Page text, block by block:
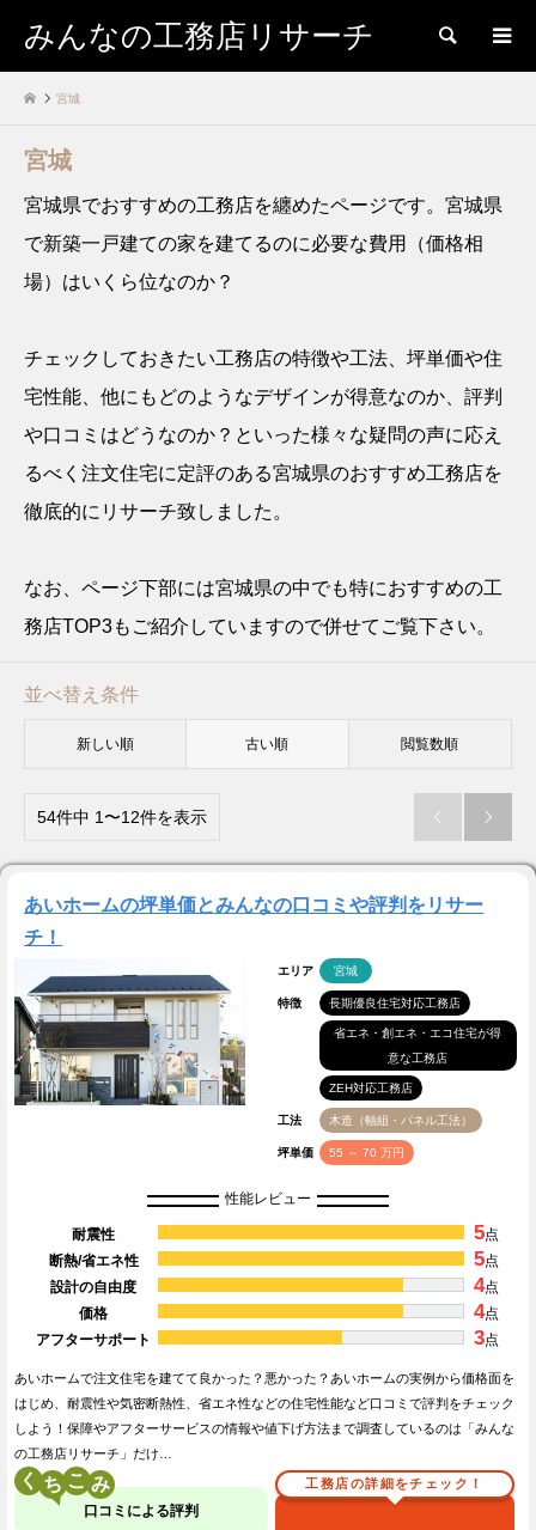
みんなの工務店リサーチ 検索
宮城
宮城
宮城県でおすすめの工務店を纏めたページです。宮城県
で新築一戸建ての家を建てるのに必要な費用（価格相
場）はいくら位なのか？
チェックしておきたい工務店の特徴や工法、坪単価や住
宅性能、他にもどのようなデザインが得意なのか、評判
や口コミはどうなのか？といった様々な疑問の声に応え
るべく注文住宅に定評のある宮城県のおすすめ工務店を
徹底的にリサーチ致しました。
なお、ページ下部には宮城県の中でも特におすすめの工
務店TOP3もご紹介していますので併せてご覧下さい。
並べ替え条件
新しい順 古い順 閲覧数順
54件中 1〜12件を表示  
あいホームの坪単価とみんなの口コミや評判をリサー
チ！
エリア 宮城
特徴 長期優良住宅対応工務店
省エネ・創エネ・エコ住宅が得
意な工務店
ZEH対応工務店
工法 木造（軸組・パネル工法）
坪単価 55 ～ 70 万円
性能レビュー
耐震性 5点
断熱/省エネ性
5点
設計の自由度
4点
価格
4点
アフターサポート
3点
あいホームで注文住宅を建てて良かった？悪かった？あいホームの実例から価格面を
はじめ、耐震性や気密断熱性、省エネ性などの住宅性能など口コミで評判をチェック
しよう！保障やアフターサービスの情報や値下げ方法まで調査しているのは「みんな
の工務店リサーチ」だけ…
く こ
口コミによる評判
工務店の詳細をチェック！